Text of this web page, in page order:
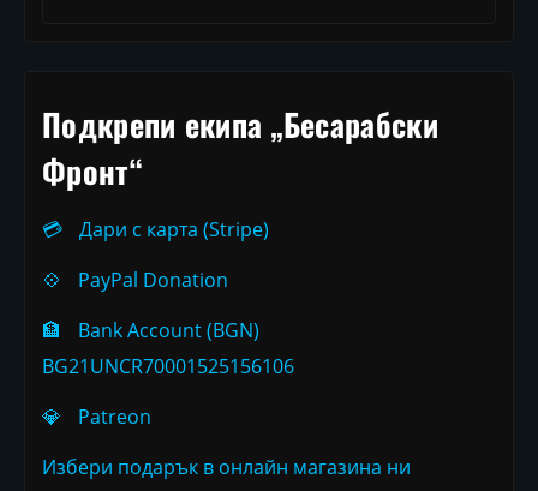
Подкрепи екипа „Бесарабски
Фронт“
💳
Дари с карта (Stripe)
💠
PayPal Donation
🏦
Bank Account (BGN)
BG21UNCR70001525156106
💎
Patreon
Избери подарък в онлайн магазина ни